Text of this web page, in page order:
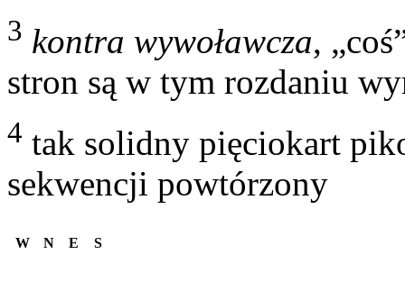
3 kontra wywoławcza,
stron są w tym rozdaniu
4 tak solidny pięciokart
sekwencji powtórzony
W N E S